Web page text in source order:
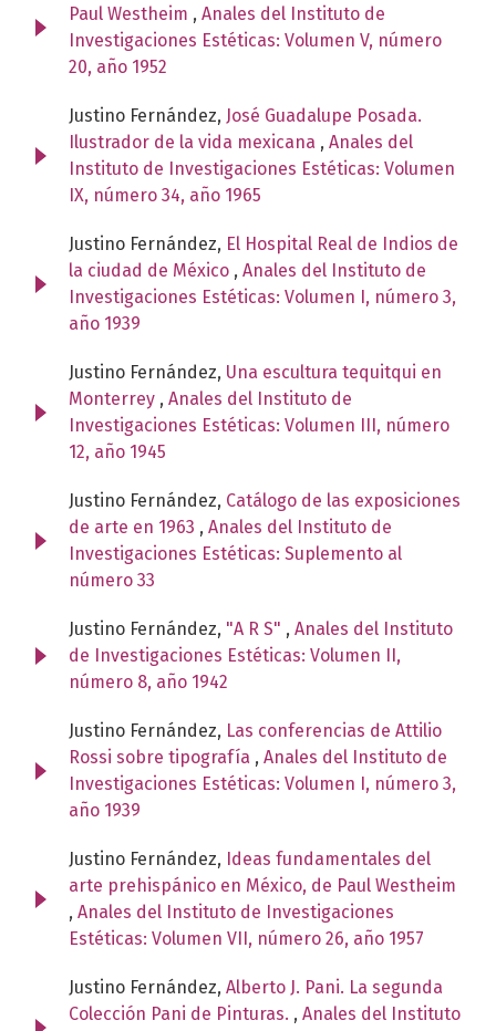
Paul Westheim , Anales del Instituto de
Investigaciones Estéticas: Volumen V, número
20, año 1952
Justino Fernández, José Guadalupe Posada.
Ilustrador de la vida mexicana , Anales del
Instituto de Investigaciones Estéticas: Volumen
IX, número 34, año 1965
Justino Fernández, El Hospital Real de Indios de
la ciudad de México , Anales del Instituto de
Investigaciones Estéticas: Volumen I, número 3,
año 1939
Justino Fernández, Una escultura tequitqui en
Monterrey , Anales del Instituto de
Investigaciones Estéticas: Volumen III, número
12, año 1945
Justino Fernández, Catálogo de las exposiciones
de arte en 1963 , Anales del Instituto de
Investigaciones Estéticas: Suplemento al
número 33
Justino Fernández, "A R S" , Anales del Instituto
de Investigaciones Estéticas: Volumen II,
número 8, año 1942
Justino Fernández, Las conferencias de Attilio
Rossi sobre tipografía , Anales del Instituto de
Investigaciones Estéticas: Volumen I, número 3,
año 1939
Justino Fernández, Ideas fundamentales del
arte prehispánico en México, de Paul Westheim
, Anales del Instituto de Investigaciones
Estéticas: Volumen VII, número 26, año 1957
Justino Fernández, Alberto J. Pani. La segunda
Colección Pani de Pinturas. , Anales del Instituto